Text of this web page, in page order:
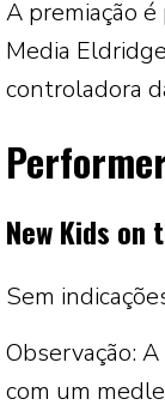
A premiação
Media
controladora
New Kids on
Sem
Observação:
com um